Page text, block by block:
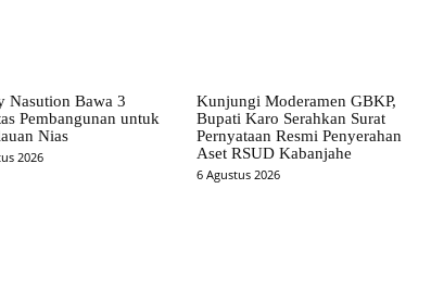
Nasution Bawa 3
Pembangunan untuk
Nias
2026
Kunjungi Moderamen GBKP,
Bupati Karo Serahkan Surat
Pernyataan Resmi Penyerahan
Aset RSUD Kabanjahe
6 Agustus 2026